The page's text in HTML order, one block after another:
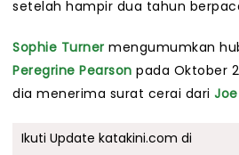
setelah hampir dua tahun
Sophie Turner mengumumkan
Peregrine Pearson pada Oktober
dia menerima surat cerai dari
Ikuti Update katakini.com di